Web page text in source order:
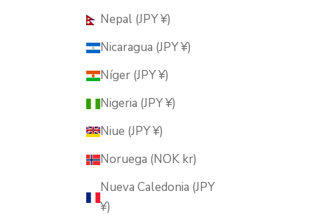
Nepal (JPY ¥)
Nicaragua (JPY ¥)
Níger (JPY ¥)
Nigeria (JPY ¥)
Niue (JPY ¥)
Noruega (NOK kr)
Nueva Caledonia (JPY
¥)